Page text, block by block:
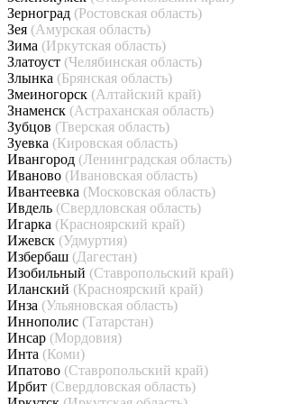
Зерноград (Ростовская область)
Зея (Амурская область)
Зима (Иркутская область)
Златоуст (Челябинская область)
Злынка (Брянская область)
Змеиногорск (Алтайский край)
Знаменск (Астраханская область)
Зубцов (Тверская область)
Зуевка (Кировская область)
Ивангород (Ленинградская область)
Иваново (Ивановская область)
Ивантеевка (Московская область)
Ивдель (Свердловская область)
Игарка (Красноярский край)
Ижевск (Удмуртия)
Избербаш (Дагестан)
Изобильный (Ставропольский край)
Иланский (Красноярский край)
Инза (Ульяновская область)
Иннополис (Татарстан)
Инсар (Мордовия)
Инта (Коми)
Ипатово (Ставропольский край)
Ирбит (Свердловская область)